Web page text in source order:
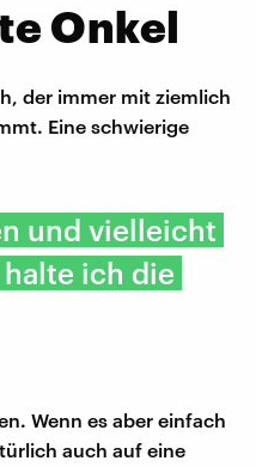
Onkel
der immer mit ziemlich
Eine schwierige
und vielleicht
ich die
Wenn es aber einfach
auch auf eine